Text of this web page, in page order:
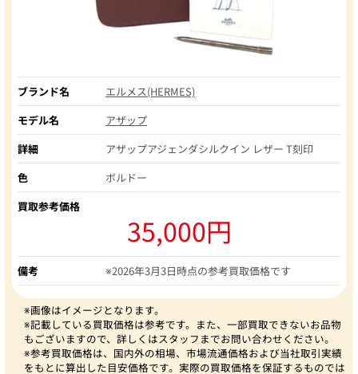
ブランド名
エルメス(HERMES)
モデル名
アザップ
詳細
アザップアジェンダシルクイン レザー T刻印
色
ボルドー
買取参考価格
35,000円
備考 ※2026年3月3日時点の参考買取価格です
※画像はイメージとなります。
※記載している買取価格は参考です。また、一部買取できないお品物
もございますので、詳しくはスタッフまでお問い合わせください。
※参考買取価格は、国内外の相場、市場流通価格および当社取引実績
をもとに算出した目安価格です。実際の買取価格を保証するものでは